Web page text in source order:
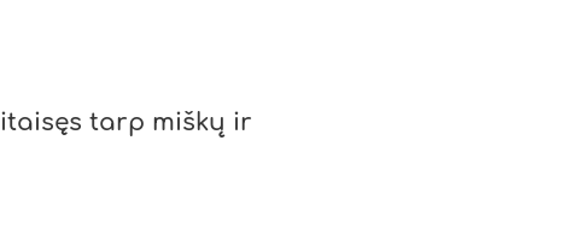
tarp miškų ir